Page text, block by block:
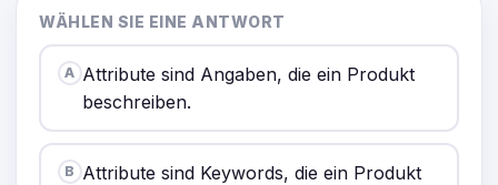
WÄHLEN SIE EINE ANTWORT
A Attribute sind Angaben, die ein Produkt
beschreiben.
B Attribute sind Keywords, die ein Produkt